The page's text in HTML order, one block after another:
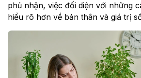
phủ nhận, việc đối diện với những
hiểu rõ hơn về bản thân và giá trị